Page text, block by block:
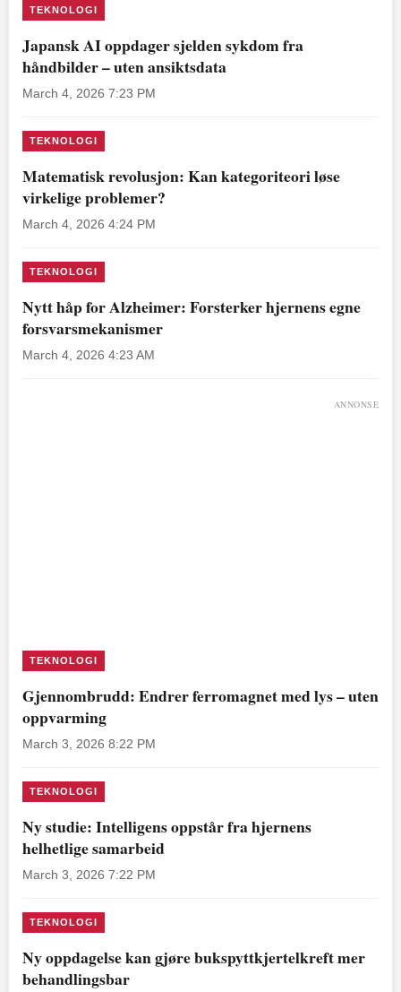
TEKNOLOGI
Japansk AI oppdager sjelden sykdom fra
håndbilder – uten ansiktsdata
March 4, 2026 7:23 PM
TEKNOLOGI
Matematisk revolusjon: Kan kategoriteori løse
virkelige problemer?
March 4, 2026 4:24 PM
TEKNOLOGI
Nytt håp for Alzheimer: Forsterker hjernens egne
forsvarsmekanismer
March 4, 2026 4:23 AM
ANNONSE
TEKNOLOGI
Gjennombrudd: Endrer ferromagnet med lys – uten
oppvarming
March 3, 2026 8:22 PM
TEKNOLOGI
Ny studie: Intelligens oppstår fra hjernens
helhetlige samarbeid
March 3, 2026 7:22 PM
TEKNOLOGI
Ny oppdagelse kan gjøre bukspyttkjertelkreft mer
behandlingsbar